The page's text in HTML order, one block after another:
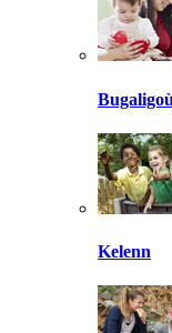
Bugaligoù
Kelenn